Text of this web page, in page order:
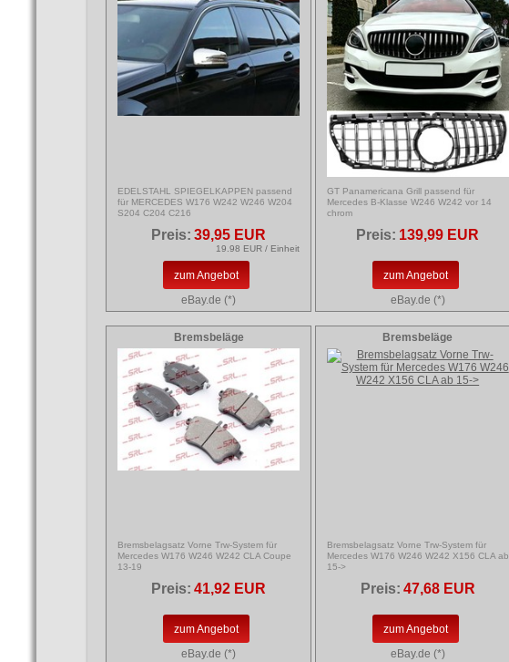
EDELSTAHL SPIEGELKAPPEN passend
für MERCEDES W176 W242 W246 W204
S204 C204 C216
Preis: 39,95 EUR
19.98 EUR / Einheit
zum Angebot
eBay.de (*)
GT Panamericana Grill passend für
Mercedes B-Klasse W246 W242 vor 14
chrom
Preis: 139,99 EUR
zum Angebot
eBay.de (*)
Bremsbeläge
Bremsbelagsatz Vorne Trw-System für
Mercedes W176 W246 W242 CLA Coupe
13-19
Preis: 41,92 EUR
zum Angebot
eBay.de (*)
Bremsbeläge
Bremsbelagsatz Vorne Trw-System für
Mercedes W176 W246 W242 X156 CLA ab
15->
Preis: 47,68 EUR
zum Angebot
eBay.de (*)